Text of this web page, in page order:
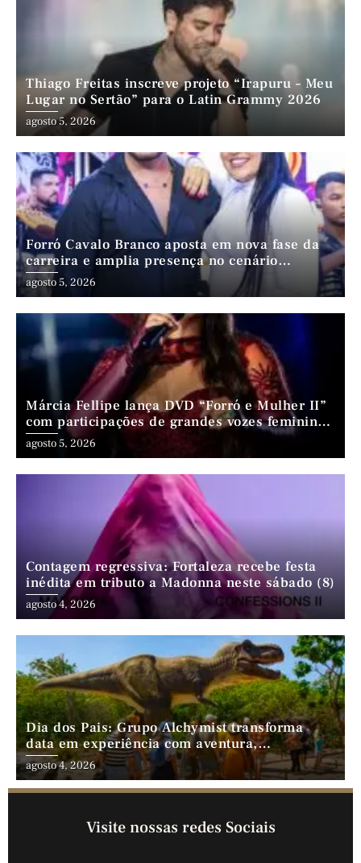
Thiago Freitas inscreve projeto “Irapuru – Meu
Lugar no Sertão” para o Latin Grammy 2026
agosto 5, 2026
Forró Cavalo Branco aposta em nova fase da
carreira e amplia presença no cenário
nordestino
agosto 5, 2026
Márcia Fellipe lança DVD “Forró e Mulher II”
com participações de grandes vozes femininas
do forró
agosto 5, 2026
Contagem regressiva: Fortaleza recebe festa
inédita em tributo a Madonna neste sábado (8)
agosto 4, 2026
Dia dos Pais: Grupo Alchymist transforma
data em experiência com aventura,
gastronomia e lazer em família
agosto 4, 2026
Visite nossas redes Sociais